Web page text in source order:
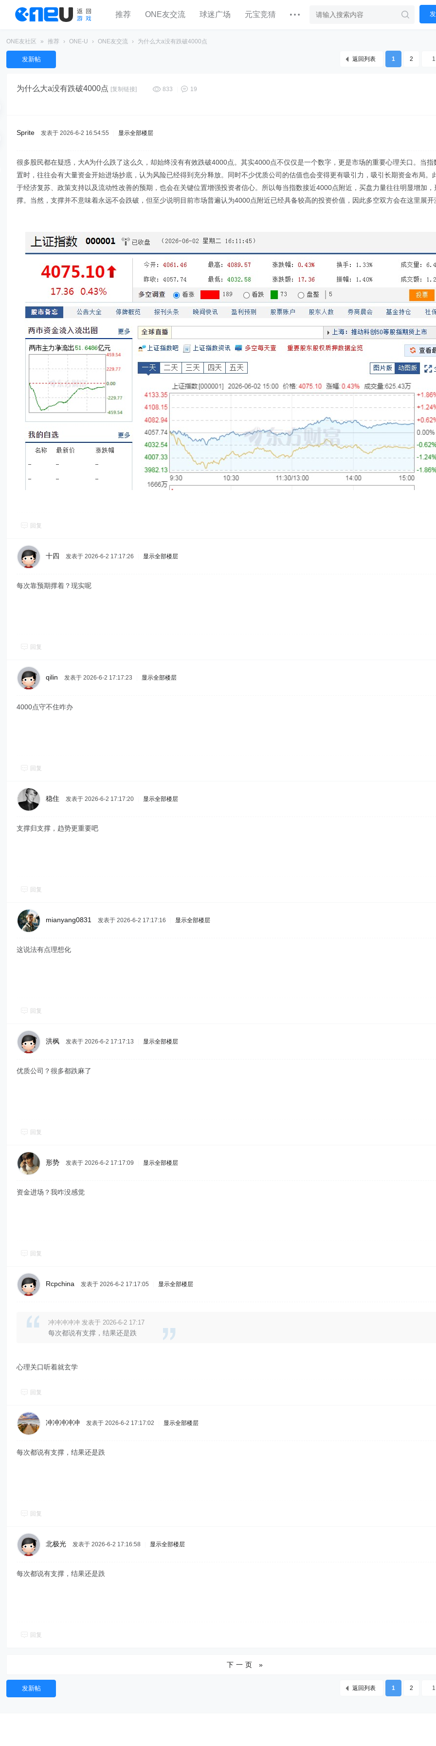
推荐 ONE友交流 球迷广场 元宝竞猜
ONE友社区 » 推荐 › ONE-U › ONE友交流 › 为什么大a没有跌破4000点
1 2
返回列表
发新帖
为什么大a没有跌破4000点 [复制链接] 833 19
Sprite 发表于 2026-6-2 16:54:55 显示全部楼层
很多股民都在疑惑，大A为什么跌了这么久，却始终没有有效跌破4000点。其实4000点不仅仅是一个数字，更是市场的重要心理关口。当指
置时，往往会有大量资金开始进场抄底，认为风险已经得到充分释放。同时不少优质公司的估值也会变得更有吸引力，吸引长期资金布局。
于经济复苏、政策支持以及流动性改善的预期，也会在关键位置增强投资者信心。所以每当指数接近4000点附近，买盘力量往往明显增加
撑。当然，支撑并不意味着永远不会跌破，但至少说明目前市场普遍认为4000点附近已经具备较高的投资价值，因此多空双方会在这里展
回复
十四 发表于 2026-6-2 17:17:26 显示全部楼层
每次靠预期撑着？现实呢
回复
qilin 发表于 2026-6-2 17:17:23 显示全部楼层
4000点守不住咋办
回复
稳住 发表于 2026-6-2 17:17:20 显示全部楼层
支撑归支撑，趋势更重要吧
回复
mianyang0831 发表于 2026-6-2 17:17:16 显示全部楼层
这说法有点理想化
回复
洪枫 发表于 2026-6-2 17:17:13 显示全部楼层
优质公司？很多都跌麻了
回复
形势 发表于 2026-6-2 17:17:09 显示全部楼层
资金进场？我咋没感觉
回复
Rcpchina 发表于 2026-6-2 17:17:05 显示全部楼层
冲冲冲冲冲 发表于 2026-6-2 17:17
每次都说有支撑，结果还是跌
心理关口听着就玄学
回复
冲冲冲冲冲 发表于 2026-6-2 17:17:02 显示全部楼层
每次都说有支撑，结果还是跌
回复
北极光 发表于 2026-6-2 17:16:58 显示全部楼层
每次都说有支撑，结果还是跌
回复
下一页 »
1 2
返回列表
发新帖